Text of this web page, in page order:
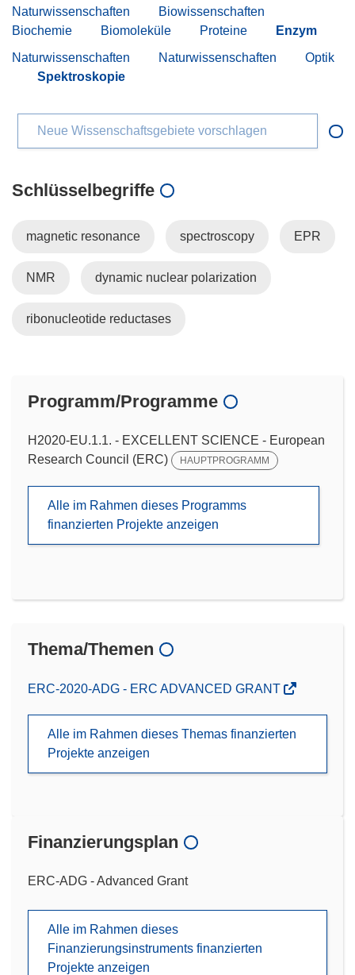
Naturwissenschaften
Biowissenschaften
Biochemie
Biomoleküle Proteine
Enzym
Naturwissenschaften
Naturwissenschaften
Optik
Spektroskopie
Neue Wissenschaftsgebiete vorschlagen
Schlüsselbegriffe
magnetic resonance spectroscopy EPR
NMR dynamic nuclear polarization
ribonucleotide reductases
Programm/Programme
H2020-EU.1.1. - EXCELLENT SCIENCE - European
Research Council (ERC)
HAUPTPROGRAMM
Alle im Rahmen dieses Programms
finanzierten Projekte anzeigen
Thema/Themen
ERC-2020-ADG - ERC ADVANCED GRANT
Alle im Rahmen dieses Themas finanzierten
Projekte anzeigen
Finanzierungsplan
ERC-ADG - Advanced Grant
Alle im Rahmen dieses
Finanzierungsinstruments finanzierten
Projekte anzeigen